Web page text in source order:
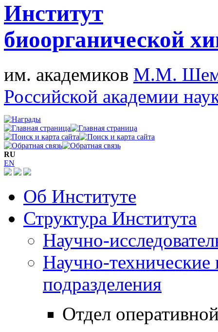
Институт
биоорганической
им. академиков М.М.
Российской академии
RU
EN
Об Институте
Структура Института
Научно-
Научно-технические
подразделения
Отдел